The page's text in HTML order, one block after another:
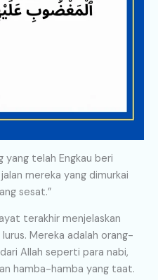
yang telah Engkau beri
mereka yang dimurkai
sesat.”
terakhir menjelaskan
Mereka adalah orang-
Allah seperti para nabi,
hamba-hamba yang taat.